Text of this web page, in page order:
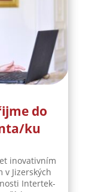
do
ku
inovativním
Jizerských
Intertek-